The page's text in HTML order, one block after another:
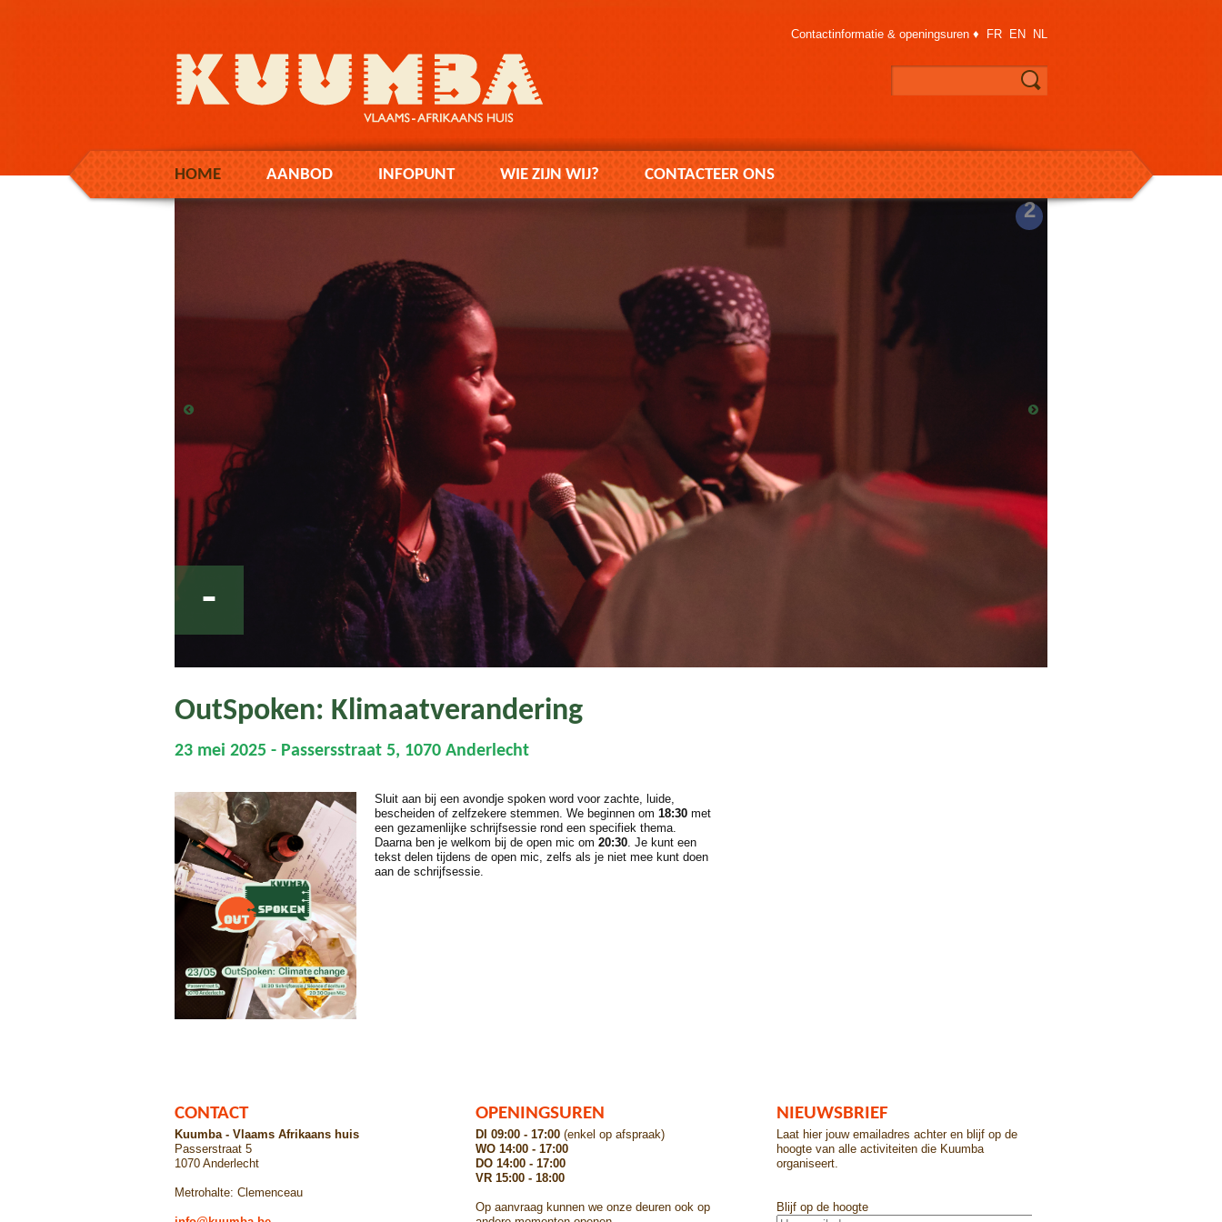
HOME AANBOD INFOPUNT WIE ZIJN WIJ? CONTACTEER ONS
Contactinformatie & openingsuren ♦ FR EN NL
2
-
OutSpoken: Klimaatverandering
23 mei 2025 - Passersstraat 5, 1070 Anderlecht
Sluit aan bij een avondje spoken word voor zachte, luide,
bescheiden of zelfzekere stemmen. We beginnen om 18:30 met
een gezamenlijke schrijfsessie rond een specifiek thema.
Daarna ben je welkom bij de open mic om 20:30. Je kunt een
tekst delen tijdens de open mic, zelfs als je niet mee kunt doen
aan de schrijfsessie.
CONTACT
Kuumba - Vlaams Afrikaans huis
Passerstraat 5
1070 Anderlecht
Metrohalte: Clemenceau
OPENINGSUREN
DI 09:00 - 17:00 (enkel op afspraak)
WO 14:00 - 17:00
DO 14:00 - 17:00
VR 15:00 - 18:00
Op aanvraag kunnen we onze deuren ook op
NIEUWSBRIEF
Laat hier jouw emailadres achter en blijf op de
hoogte van alle activiteiten die Kuumba
organiseert.
Blijf op de hoogte